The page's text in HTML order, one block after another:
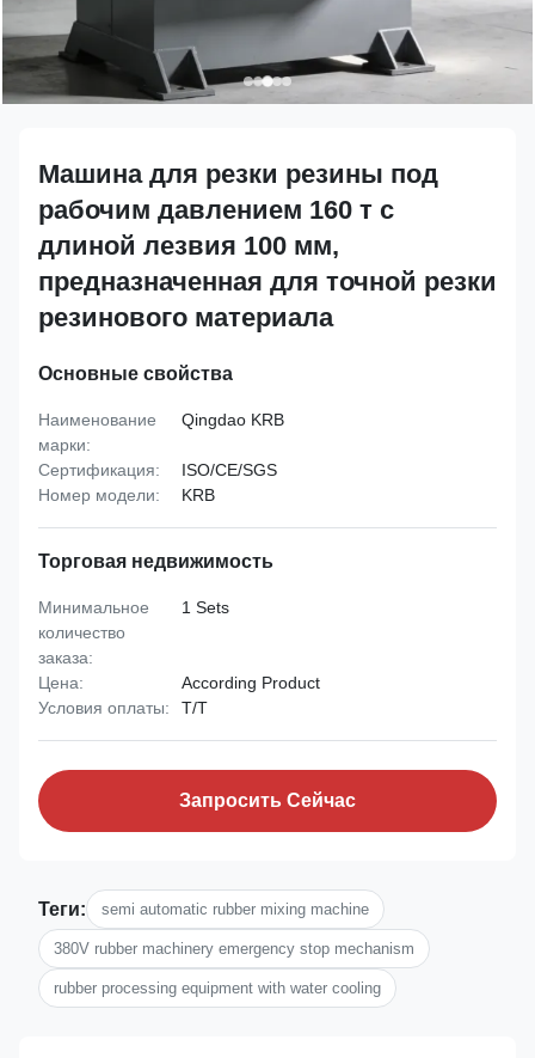
Машина для резки резины под
рабочим давлением 160 т с
длиной лезвия 100 мм,
предназначенная для точной резки
резинового материала
Основные свойства
Наименование
марки:
Qingdao KRB
Сертификация:
ISO/CE/SGS
Номер модели:
KRB
Торговая недвижимость
Минимальное
количество
заказа:
1 Sets
Цена:
According Product
Условия оплаты:
T/T
Запросить Сейчас
Теги: semi automatic rubber mixing machine
380V rubber machinery emergency stop mechanism
rubber processing equipment with water cooling